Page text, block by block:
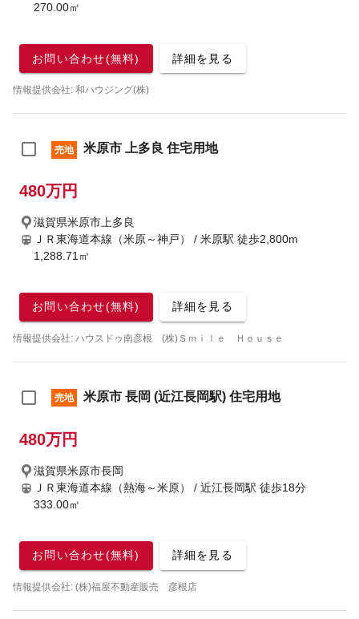
270.00㎡
お問い合わせ(無料) 詳細を見る
情報提供会社: 和ハウジング(株)
売地 米原市 上多良 住宅用地
480万円
滋賀県米原市上多良
ＪＲ東海道本線（米原～神戸） / 米原駅 徒歩2,800m
1,288.71㎡
お問い合わせ(無料) 詳細を見る
情報提供会社: ハウスドゥ南彦根 (株)Ｓｍｉｌｅ Ｈｏｕｓｅ
売地 米原市 長岡 (近江長岡駅) 住宅用地
480万円
滋賀県米原市長岡
ＪＲ東海道本線（熱海～米原） / 近江長岡駅 徒歩18分
333.00㎡
お問い合わせ(無料) 詳細を見る
情報提供会社: (株)福屋不動産販売 彦根店